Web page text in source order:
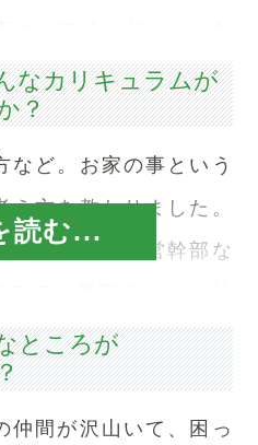
というものに対する基
けました。
なカリキュラムが
？
など。お家の事という
方を教わりました。
、社長とや経営幹部な
接することができたた
ました。
読む...
ところが
仲間が沢山いて、困っ